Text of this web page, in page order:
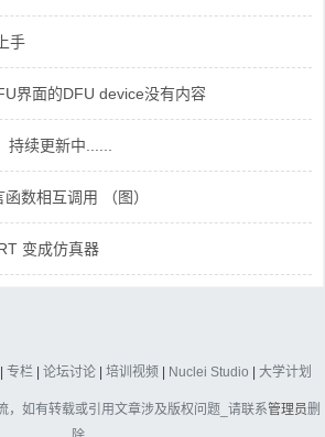
手
界面的DFU device没有内容
续更新中......
数相互调用 （图）
变成仿真器
| 专栏 | 论坛讨论 | 培训视频 | Nuclei Studio | 大学计划
，如有转载或引用文章涉及版权问题_请联系管理员删